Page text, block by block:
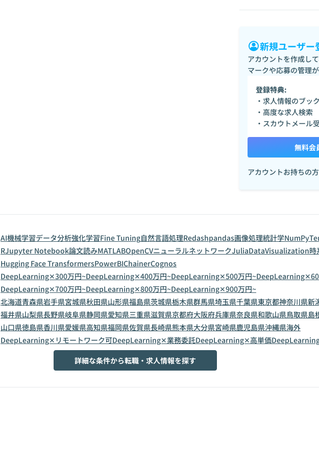
新規ユーザー
アカウントを作成し
マークや応募の管理が
登録特典:
・求人情報のブッ
・高度な求人検索
・スカウトメール
無料会
アカウントお持ちの方
AI機械学習データ分析強化学習Fine Tuning自然言語処理Redashpandas画像処理統計学NumPy
RJupyter Notebook論文読みMATLABOpenCVニューラルネットワークJuliaDataVisualization時
Hugging Face TransformersPowerBIChainerCognos
DeepLearning✕300万円~DeepLearning✕400万円~DeepLearning✕500万円~
DeepLearning✕700万円~DeepLearning✕800万円~DeepLearning✕900万円~
北海道青森県岩手県宮城県秋田県山形県福島県茨城県栃木県群馬県埼玉県千葉県東京都神奈川県新
福井県山梨県長野県岐阜県静岡県愛知県三重県滋賀県京都府大阪府兵庫県奈良県和歌山県鳥取県島
山口県徳島県香川県愛媛県高知県福岡県佐賀県長崎県熊本県大分県宮崎県鹿児島県沖縄県海外
DeepLearning✕リモートワーク可DeepLearning✕業務委託DeepLearning✕高単価
詳細な条件から転職・求人情報を探す